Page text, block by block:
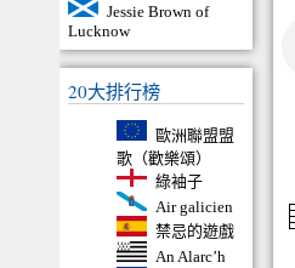
Jessie Brown of
Lucknow
20大排行榜
歐洲聯盟盟
歌（歡樂頌）
綠袖子
Air galicien
禁忌的遊戲
An Alarc’h